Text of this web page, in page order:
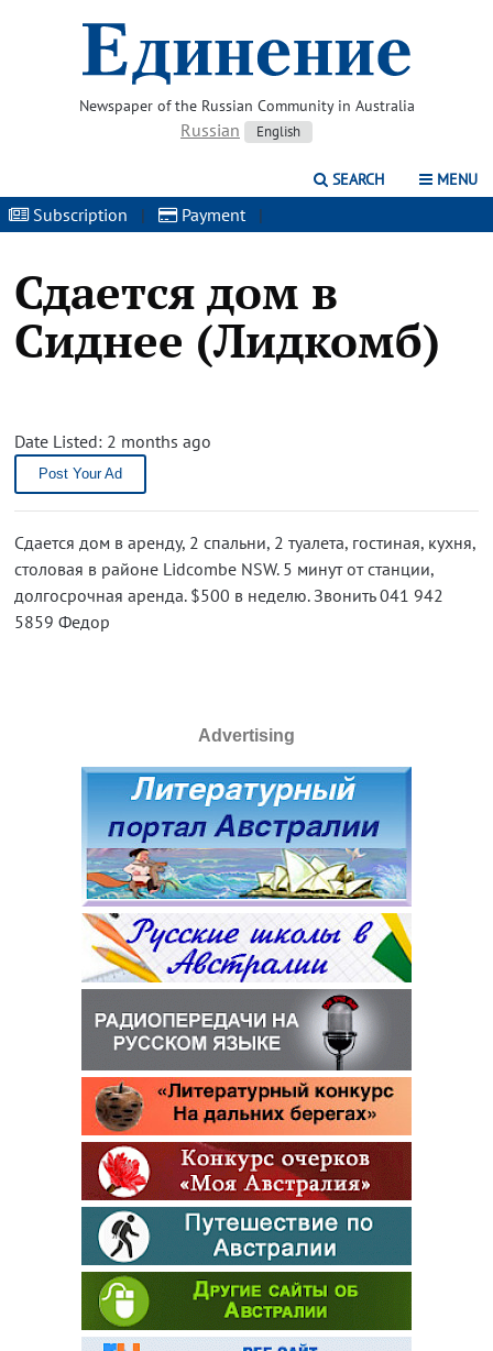
Newspaper of the Russian Community in Australia
Russian English
SEARCH MENU
Subscription | Payment |
Сдается дом в
Сиднее (Лидкомб)
Date Listed: 2 months ago
Post Your Ad
Сдается дом в аренду, 2 спальни, 2 туалета, гостиная, кухня,
столовая в районе Lidcombe NSW. 5 минут от станции,
долгосрочная аренда. $500 в неделю. Звонить 041 942
5859 Федор
Advertising